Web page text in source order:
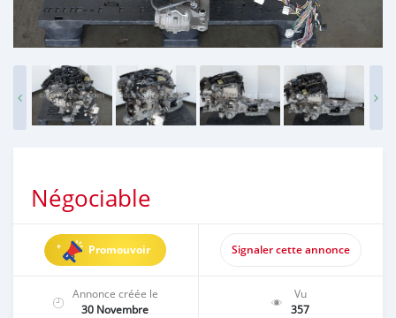
Négociable
Promouvoir Signaler cette annonce
Annonce créée le
30 Novembre
Vu
357